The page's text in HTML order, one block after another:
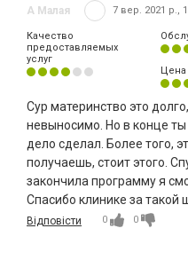
А Малая 7 вер. 2021 р.,
Качество
предоставляемых
услуг
Цена
Сур материнство это
невыносимо. Но в конце
дело сделал. Более того,
получаешь, стоит этого.
закончила программу я
Спасибо клинике за такой
Відповісти 0 0